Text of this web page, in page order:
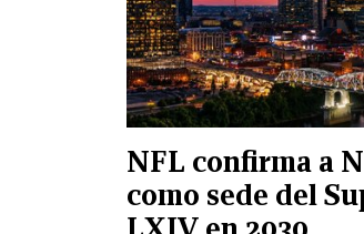
NFL confirma a
como sede del